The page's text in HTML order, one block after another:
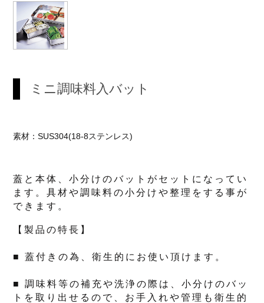
ミニ調味料入バット
素材：SUS304(18-8ステンレス)
蓋と本体、小分けのバットがセットになってい
ます。具材や調味料の小分けや整理をする事が
できます。
【製品の特長】
■ 蓋付きの為、衛生的にお使い頂けます。
■ 調味料等の補充や洗浄の際は、小分けのバッ
トを取り出せるので、お手入れや管理も衛生的